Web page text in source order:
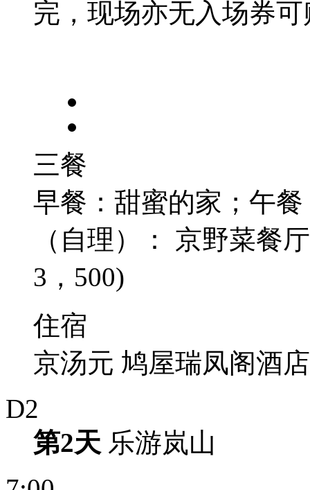
完， 现场亦无入场券可
三餐
早餐：甜蜜的家；午
（自理）： 京野菜餐
3，500)
住宿
京汤元 鸠屋瑞凤阁酒
D2
第2天 乐游岚山